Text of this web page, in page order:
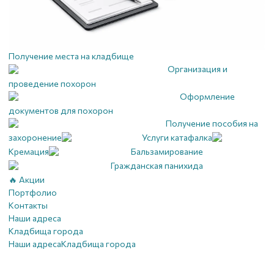
Получение места на кладбище
Организация и
проведение похорон
Оформление
документов для похорон
Получение пособия на
захоронение
Услуги катафалка
Кремация
Бальзамирование
Гражданская панихида
🔥 Акции
Портфолио
Контакты
Наши адреса
Кладбища города
Наши адресаКладбища города